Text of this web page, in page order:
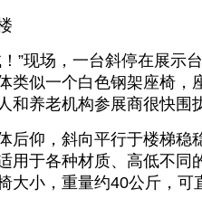
现场，一台斜停在展示
类似一个白色钢架座椅，
和养老机构参展商很快围
仰，斜向平行于楼梯稳
用于各种材质、高低不同
大小，重量约40公斤，可